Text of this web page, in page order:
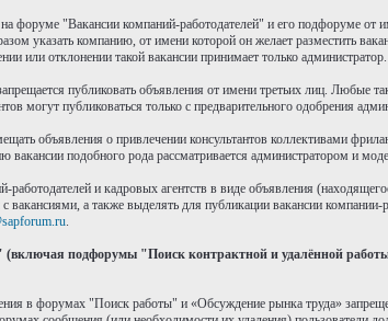
форуме "Вакансии компаний-работодателей" и его подфоруме от
указать компанию, от имени которой он желает разместить
отклонении такой вакансии принимает только администратор.
публиковать объявления от имени третьих лиц. Любые
могут публиковаться только с предварительного одобрения
объявления о привлечении консультантов коллективами
подобного рода рассматривается администратором и
работодателей и кадровых агентств в виде объявления
а также выделять для публикации вакансии
.
подфорумы "Поиск контрактной и удалённой
в форумах "Поиск работы" и «Обсуждение рынка труда»